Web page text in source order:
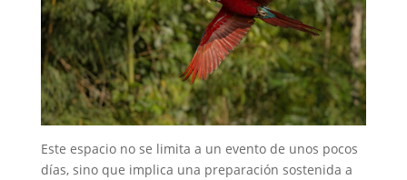
Este espacio no se limita a un evento de unos pocos
días, sino que implica una preparación sostenida a